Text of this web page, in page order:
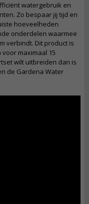
watergebruik en
Zo bespaar jij tijd en
hoeveelheden
onderdelen waarmee
verbindt. Dit product is
maximaal 15
wilt uitbreiden dan is
de Gardena Water